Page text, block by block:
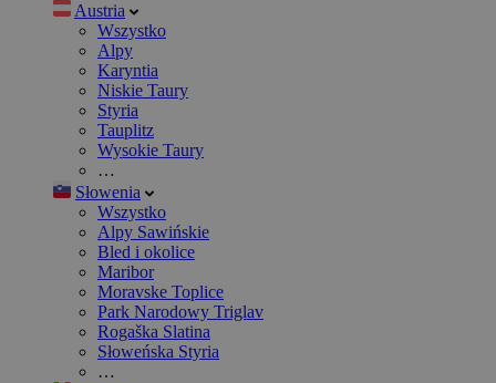
Austria
Wszystko
Alpy
Karyntia
Niskie Taury
Styria
Tauplitz
Wysokie Taury
…
Słowenia
Wszystko
Alpy Sawińskie
Bled i okolice
Maribor
Moravske Toplice
Park Narodowy Triglav
Rogaška Slatina
Słoweńska Styria
…